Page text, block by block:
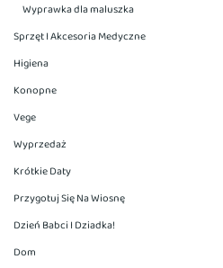
Wyprawka dla maluszka
Sprzęt I Akcesoria Medyczne
Higiena
Konopne
Vege
Wyprzedaż
Krótkie Daty
Przygotuj Się Na Wiosnę
Dzień Babci I Dziadka!
Dom